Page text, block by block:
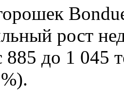
рост
885 до 1 045